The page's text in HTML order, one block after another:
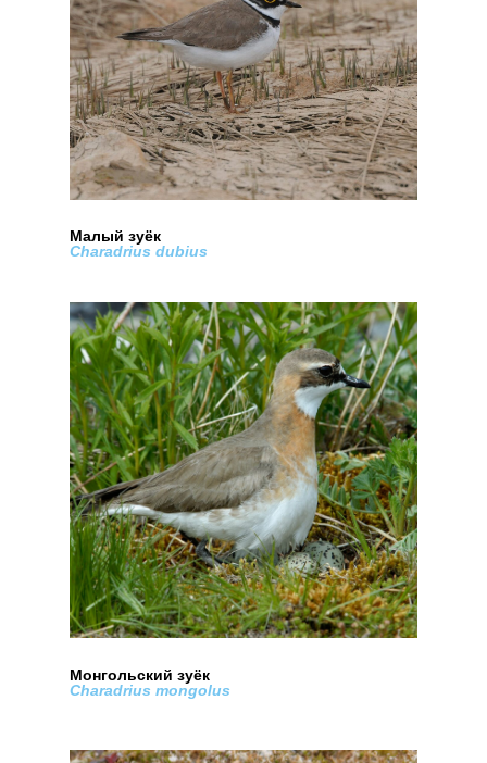
Малый зуëк
Charadrius dubius
Монгольский зуëк
Charadrius mongolus